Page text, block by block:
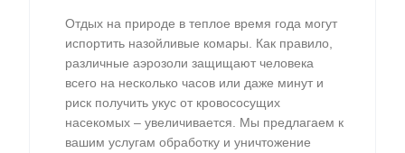
Отдых на природе в теплое время года могут
испортить назойливые комары. Как правило,
различные аэрозоли защищают человека
всего на несколько часов или даже минут и
риск получить укус от кровососущих
насекомых – увеличивается. Мы предлагаем к
вашим услугам обработку и уничтожение